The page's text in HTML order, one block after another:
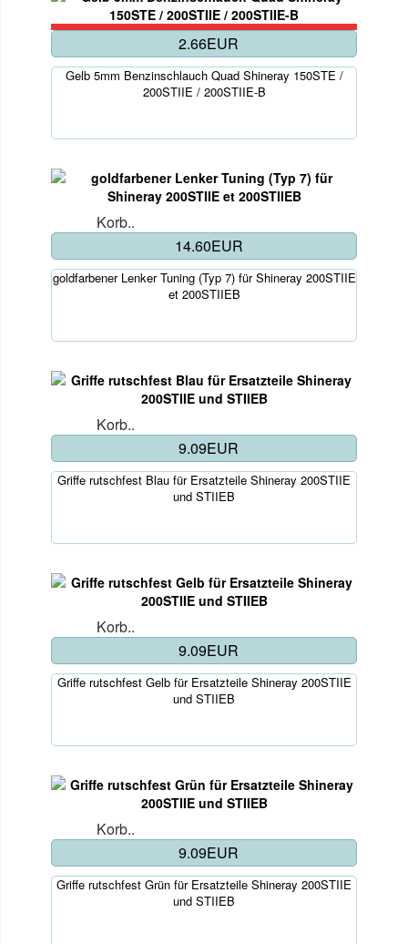
2.66EUR
Gelb 5mm Benzinschlauch Quad Shineray 150STE /
200STIIE / 200STIIE-B
Korb..
14.60EUR
goldfarbener Lenker Tuning (Typ 7) für Shineray 200STIIE
et 200STIIEB
Korb..
9.09EUR
Griffe rutschfest Blau für Ersatzteile Shineray 200STIIE
und STIIEB
Korb..
9.09EUR
Griffe rutschfest Gelb für Ersatzteile Shineray 200STIIE
und STIIEB
Korb..
9.09EUR
Griffe rutschfest Grün für Ersatzteile Shineray 200STIIE
und STIIEB